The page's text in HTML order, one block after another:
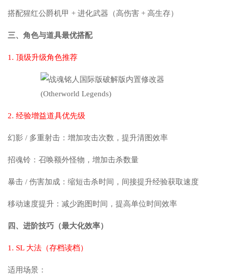
搭配猩红公爵机甲 + 进化武器（高伤害 + 高生存）
三、角色与道具最优搭配
1. 顶级升级角色推荐
2. 经验增益道具优先级
幻影 / 多重射击：增加攻击次数，提升清图效率
招魂铃：召唤额外怪物，增加击杀数量
暴击 / 伤害加成：缩短击杀时间，间接提升经验获取速度
移动速度提升：减少跑图时间，提高单位时间效率
四、进阶技巧（最大化效率）
1. SL 大法（存档读档）
适用场景：